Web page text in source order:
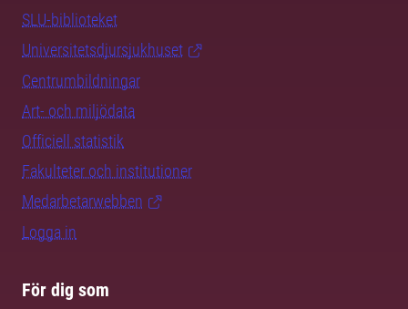
SLU-biblioteket
Universitetsdjursjukhuset
Centrumbildningar
Art- och miljödata
Officiell statistik
Fakulteter och institutioner
Medarbetarwebben
Logga in
För dig som